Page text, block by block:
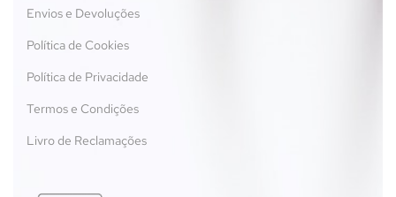
Envios e Devoluções
Política de Cookies
Política de Privacidade
Termos e Condições
Livro de Reclamações